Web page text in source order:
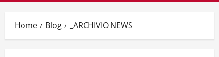
Home Blog _ARCHIVIO NEWS